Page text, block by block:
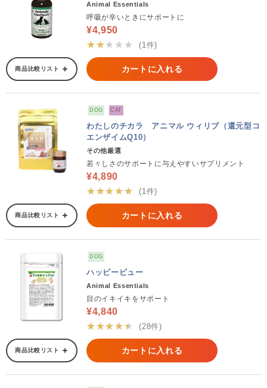
Animal Essentials
呼吸が辛いときにサポートに
¥4,950
★★★★★
(1件)
商品比較リスト カートに入れる
DOG CAT
わたしのチカラ アニマル ウィリブ（還元型コ
エンザイムQ10）
その他厳選
若々しさのサポートに与えやすいサプリメント
¥4,890
★★★★★
(1件)
商品比較リスト カートに入れる
DOG
ハッピービュー
Animal Essentials
目のイキイキをサポート
¥4,840
★★★★★
(28件)
商品比較リスト カートに入れる